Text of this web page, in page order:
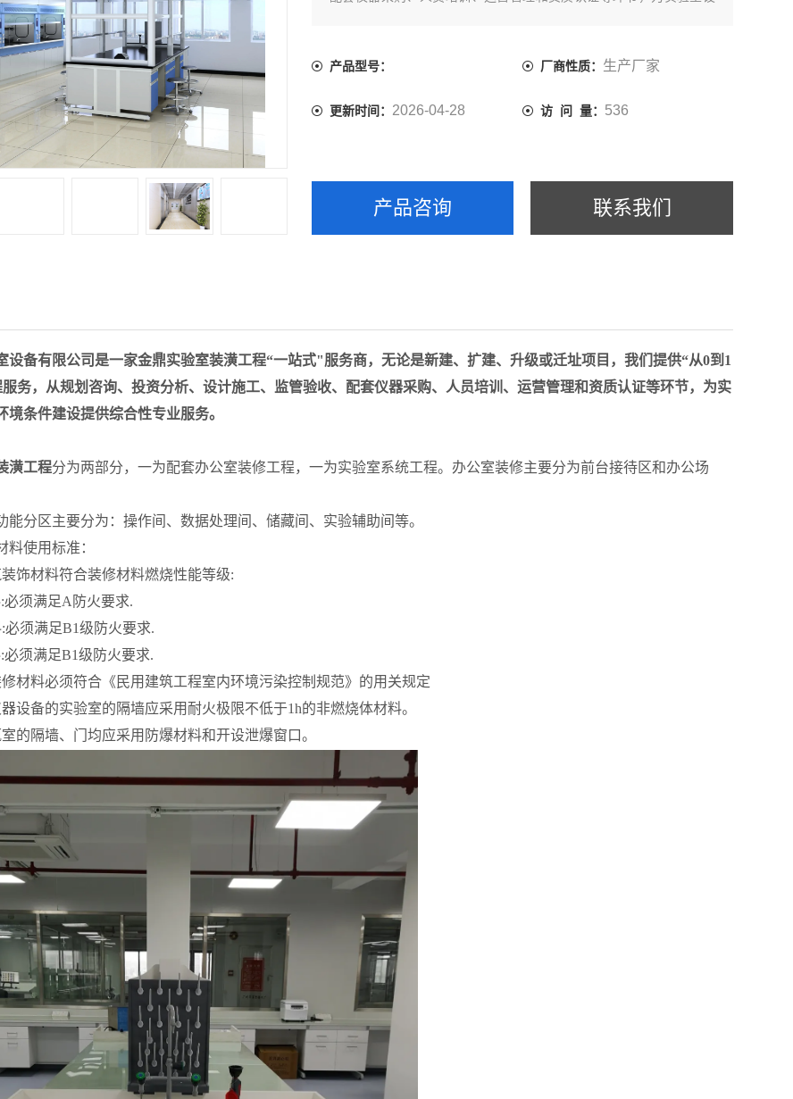
产品型号： 厂商性质： 生产厂家
更新时间： 2026-04-28 访 问 量： 536
产品咨询 联系我们
设备有限公司是一家金鼎实验室装潢工程“一站式"服务商，无论是新建、扩建、升级或迁址项目，我们提供“从0到1
务，从规划咨询、投资分析、设计施工、监管验收、配套仪器采购、人员培训、运营管理和资质认证等环节，为实
境条件建设提供综合性专业服务。
潢工程分为两部分，一为配套办公室装修工程，一为实验室系统工程。办公室装修主要分为前台接待区和办公场
能分区主要分为：操作间、数据处理间、储藏间、实验辅助间等。
料使用标准：
饰材料符合装修材料燃烧性能等级:
必须满足A防火要求.
必须满足B1级防火要求.
必须满足B1级防火要求.
材料必须符合《民用建筑工程室内环境污染控制规范》的用关规定
设备的实验室的隔墙应采用耐火极限不低于1h的非燃烧体材料。
的 隔墙、门均应采用防爆材料和开设泄爆窗口。